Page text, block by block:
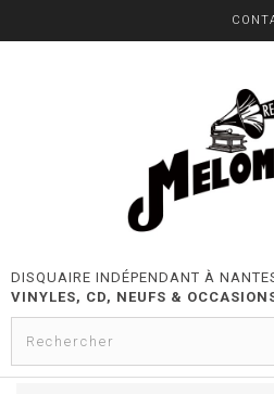
DISQUAIRE INDÉPENDANT À
VINYLES, CD, NEUFS &